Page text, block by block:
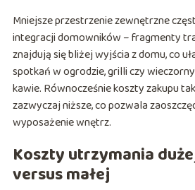
Mniejsze przestrzenie zewnętrzne
integracji domowników – fragmenty
znajdują się bliżej wyjścia z domu, co
spotkań w ogrodzie, grilli czy
kawie. Równocześnie koszty zakupu
zazwyczaj niższe, co pozwala
wyposażenie wnętrz.
Koszty utrzymania
versus małej